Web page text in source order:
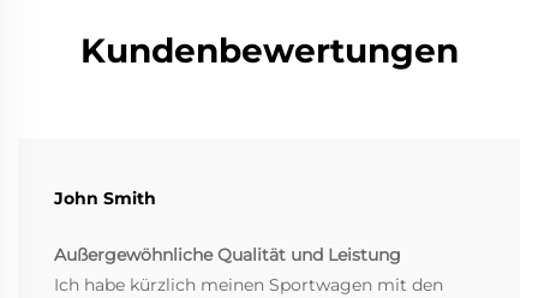
Kundenbewertungen
John Smith
Außergewöhnliche Qualität und Leistung
Ich habe kürzlich meinen Sportwagen mit den